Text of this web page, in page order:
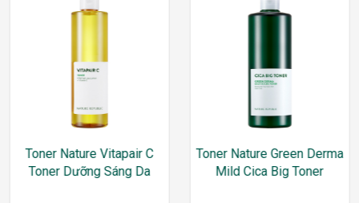
Toner Nature Vitapair C
Toner Dưỡng Sáng Da
Toner Nature Green Derma
Mild Cica Big Toner